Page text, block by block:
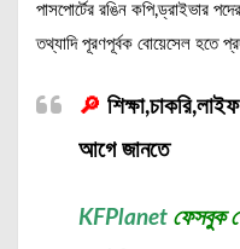
পাসপোর্টের রঙিন কপি,ড্রাইভার
তথ্যাদি পূরণপূর্বক বোয়েসেল হতে
🔎
আগে জানতে
KFPlanet ফেসবুক